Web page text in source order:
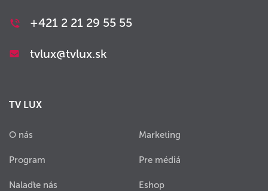
+421 2 21 29 55 55
tvlux@tvlux.sk
TV LUX
O nás
Program
Nalaďte nás
Marketing
Pre médiá
Eshop